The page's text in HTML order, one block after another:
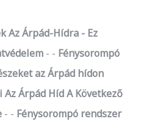
Az Árpád-Hídra - Ez
- Fénysorompó
az Árpád hídon
Az Árpád Híd A Következő
- Fénysorompó rendszer